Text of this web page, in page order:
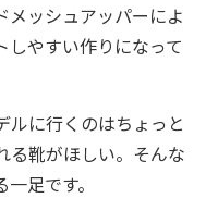
メッシュアッパーによ
しやすい作りになって
に行くのはちょっと
る靴がほしい。そんな
足です。